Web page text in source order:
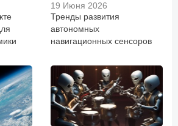
19 Июня 2026
Тренды развития
автономных
навигационных сенсоров